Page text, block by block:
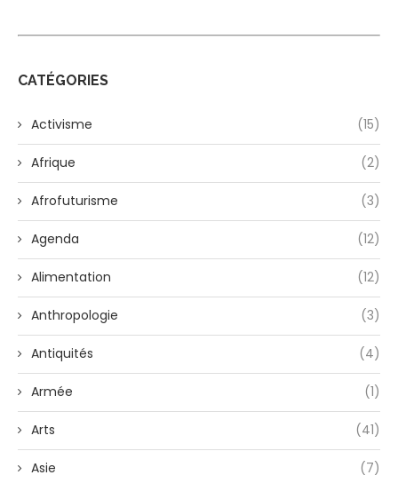
CATÉGORIES
Activisme (15)
Afrique (2)
Afrofuturisme (3)
Agenda (12)
Alimentation (12)
Anthropologie (3)
Antiquités (4)
Armée (1)
Arts (41)
Asie (7)